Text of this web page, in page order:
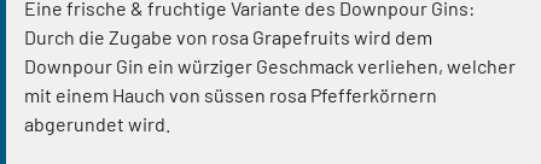
Eine frische & fruchtige Variante des Downpour Gins:
Durch die Zugabe von rosa Grapefruits wird dem
Downpour Gin ein würziger Geschmack verliehen, welcher
mit einem Hauch von süssen rosa Pfefferkörnern
abgerundet wird.